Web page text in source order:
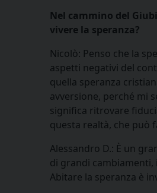
Nel cammino del
vivere la speranza?
Nicolò: Penso che la
aspetti negativi del
quella speranza
avversione, perché mi
significa ritrovare
questa realtà, che può
Alessandro D.: È un
di grandi cambiamenti,
Abitare la speranza è